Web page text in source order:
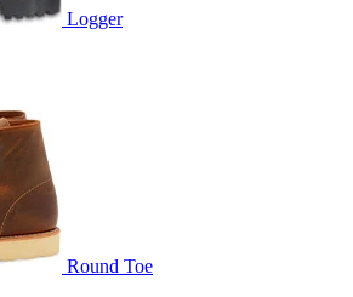
Logger
Round Toe